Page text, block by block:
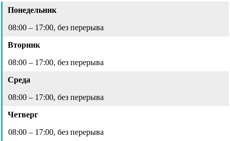
Понедельник
08:00 – 17:00, без перерыва
Вторник
08:00 – 17:00, без перерыва
Среда
08:00 – 17:00, без перерыва
Четверг
08:00 – 17:00, без перерыва